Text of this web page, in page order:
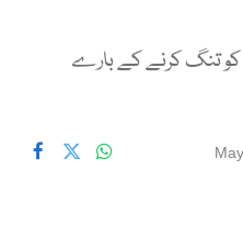
کو تنگ کرنے کے بارے